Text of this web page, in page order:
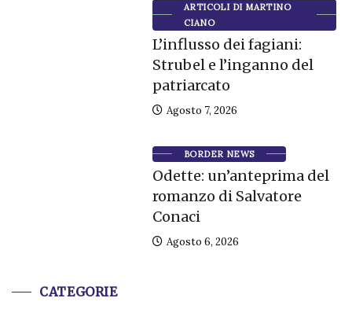
ARTICOLI DI MARTINO
CIANO
L’influsso dei fagiani:
Strubel e l’inganno del
patriarcato
Agosto 7, 2026
BORDER NEWS
Odette: un’anteprima del
romanzo di Salvatore
Conaci
Agosto 6, 2026
CATEGORIE